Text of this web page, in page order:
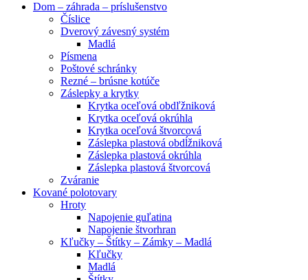
Dom – záhrada – príslušenstvo
Číslice
Dverový závesný systém
Madlá
Písmena
Poštové schránky
Rezné – brúsne kotúče
Záslepky a krytky
Krytka oceľová obdľžniková
Krytka oceľová okrúhla
Krytka oceľová štvorcová
Záslepka plastová obdĺžniková
Záslepka plastová okrúhla
Záslepka plastová štvorcová
Zváranie
Kované polotovary
Hroty
Napojenie guľatina
Napojenie štvorhran
Kľučky – Štítky – Zámky – Madlá
Kľučky
Madlá